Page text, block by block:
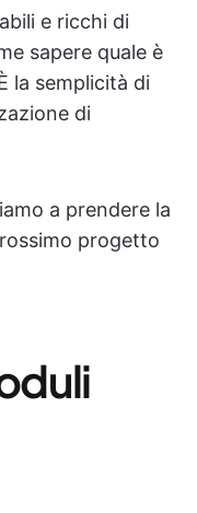
e ricchi di
sapere quale è
la semplicità di
di
a prendere la
progetto